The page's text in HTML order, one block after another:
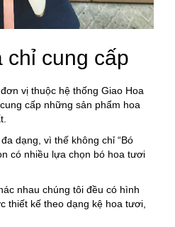
chỉ cung cấp
vị thuộc hệ thống Giao Hoa
cấp những sản phẩm hoa
dạng, vì thế không chỉ “Bó
có nhiều lựa chọn bó hoa tươi
nhau chúng tôi đều có hình
thiết kế theo dạng kệ hoa tươi,